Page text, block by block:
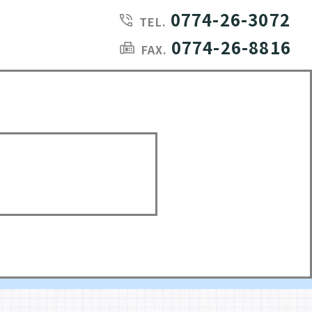
TEL. 0774-26-3072
FAX. 0774-26-8816